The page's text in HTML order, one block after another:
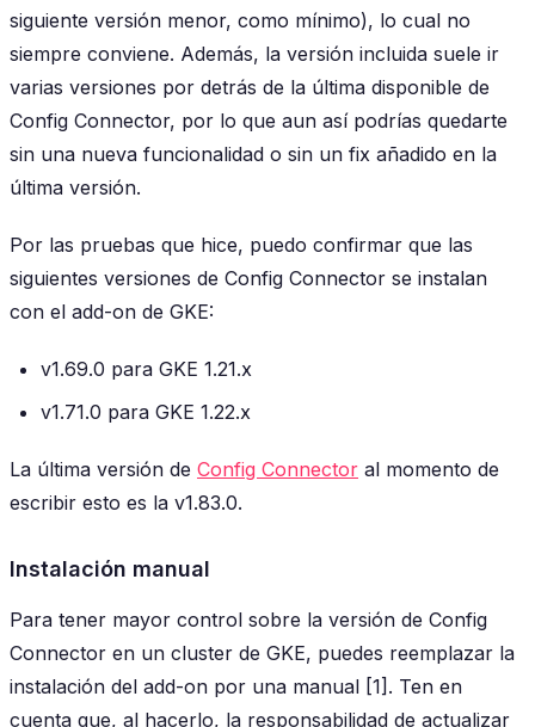
siguiente versión menor, como mínimo), lo cual no
siempre conviene. Además, la versión incluida suele ir
varias versiones por detrás de la última disponible de
Config Connector, por lo que aun así podrías quedarte
sin una nueva funcionalidad o sin un fix añadido en la
última versión.
Por las pruebas que hice, puedo confirmar que las
siguientes versiones de Config Connector se instalan
con el add-on de GKE:
v1.69.0 para GKE 1.21.x
v1.71.0 para GKE 1.22.x
La última versión de Config Connector al momento de
escribir esto es la v1.83.0.
Instalación manual
Para tener mayor control sobre la versión de Config
Connector en un cluster de GKE, puedes reemplazar la
instalación del add-on por una manual [1]. Ten en
cuenta que, al hacerlo, la responsabilidad de actualizar